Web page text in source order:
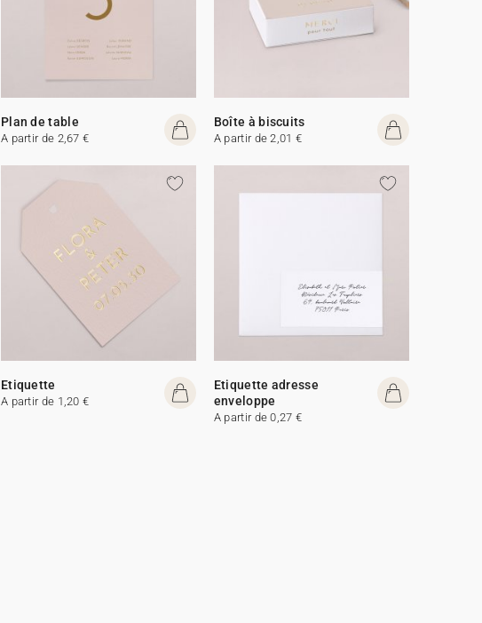
Plan de table
A partir de 2,67 €
Boîte à biscuits
A partir de 2,01 €
Etiquette
A partir de 1,20 €
Etiquette adresse
enveloppe
A partir de 0,27 €